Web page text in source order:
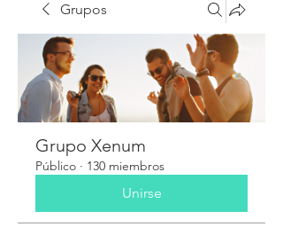
Grupos
Grupo Xenum
Público · 130 miembros
Unirse